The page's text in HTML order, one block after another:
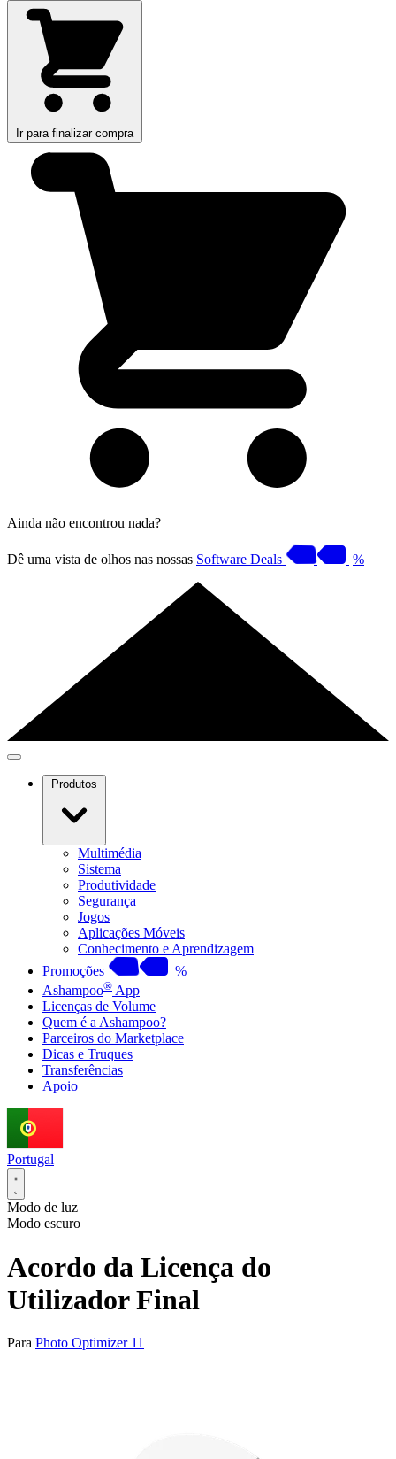
Ir para finalizar compra
Ainda não encontrou nada?
Dê uma vista de olhos nas nossas Software Deals %
Produtos
Multimédia
Sistema
Produtividade
Segurança
Jogos
Aplicações Móveis
Conhecimento e Aprendizagem
Promoções
%
Ashampoo® App
Licenças de Volume
Quem é a Ashampoo?
Parceiros do Marketplace
Dicas e Truques
Transferências
Apoio
Portugal
Modo de luz
Modo escuro
Acordo da Licença do
Utilizador Final
Para Photo Optimizer 11